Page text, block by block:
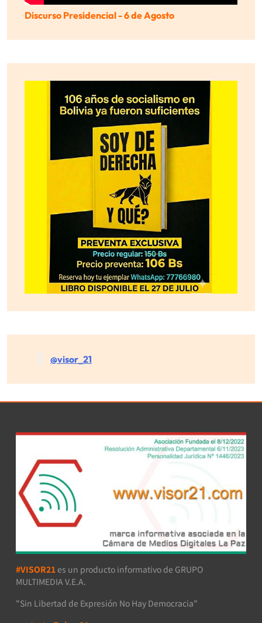
Discurso Presidencial - 6 de Agosto
@visor_21
#VISOR21 es un producto informativo de GRUPO
MULTIMEDIA V.E.A.
"Sin Libertad de Expresión No Hay Democracia"